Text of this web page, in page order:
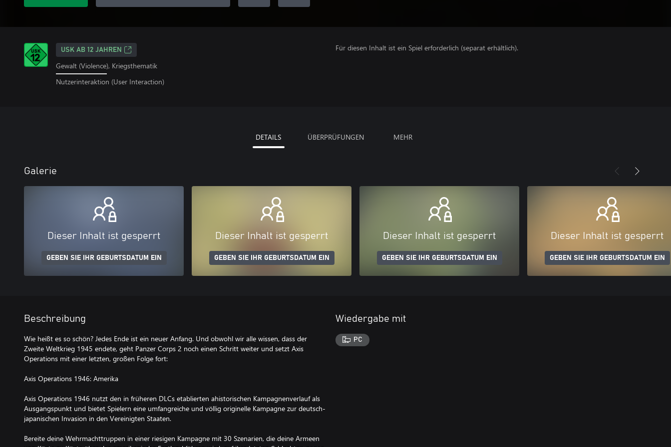
USK AB 12 JAHREN
Gewalt (Violence), Kriegsthematik
Nutzerinteraktion (User Interaction)
Für diesen Inhalt ist ein Spiel erforderlich (separat erhältlich).
DETAILS ÜBERPRÜFUNGEN MEHR
Galerie
Dieser Inhalt ist gesperrt
GEBEN SIE IHR GEBURTSDATUM EIN
Dieser Inhalt ist gesperrt
GEBEN SIE IHR GEBURTSDATUM EIN
Dieser Inhalt ist gesperrt
GEBEN SIE IHR GEBURTSDATUM EIN
Dieser Inhalt ist gesperrt
GEBEN SIE IHR GEBURTSDATUM EIN
Beschreibung
Wie heißt es so schön? Jedes Ende ist ein neuer Anfang. Und obwohl wir alle wissen, dass der
Zweite Weltkrieg 1945 endete, geht Panzer Corps 2 noch einen Schritt weiter und setzt Axis
Operations mit einer letzten, großen Folge fort:
Axis Operations 1946: Amerika
Axis Operations 1946 nutzt den in früheren DLCs etablierten ahistorischen Kampagnenverlauf als
Ausgangspunkt und bietet Spielern eine umfangreiche und völlig originelle Kampagne zur deutsch-
japanischen Invasion in den Vereinigten Staaten.
Bereite deine Wehrmachttruppen in einer riesigen Kampagne mit 30 Szenarien, die deine Armeen
Wiedergabe mit
PC